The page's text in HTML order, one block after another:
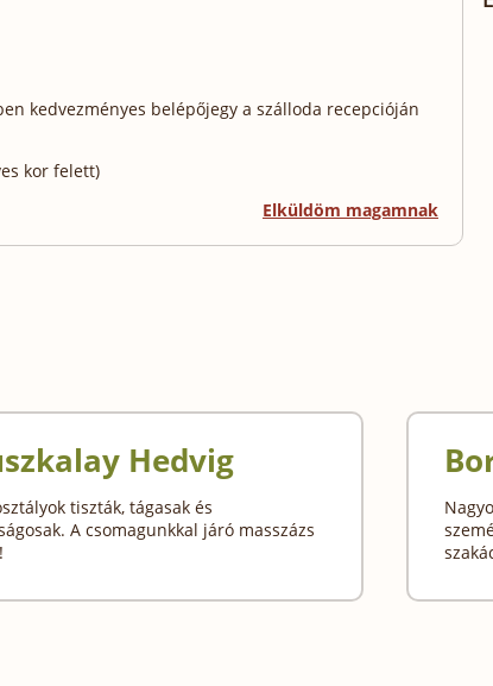
kedvezményes belépőjegy a szálloda recepcióján
kor felett)
Elküldöm magamnak
Hedvig
tiszták, tágasak és
A csomagunkkal járó masszázs